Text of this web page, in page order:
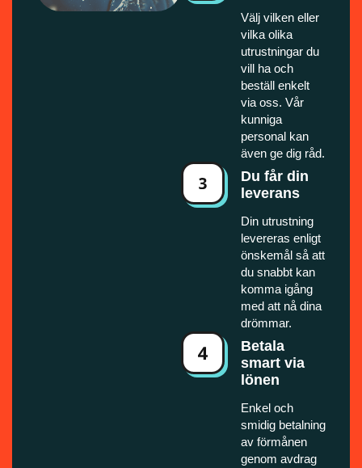
Välj vilken eller
vilka olika
utrustningar du
vill ha och
beställ enkelt
via oss. Vår
kunniga
personal kan
även ge dig råd.
Du får din
leverans
Din utrustning
levereras enligt
önskemål så att
du snabbt kan
komma igång
med att nå dina
drömmar.
Betala
smart via
lönen
Enkel och
smidig betalning
av förmånen
genom avdrag